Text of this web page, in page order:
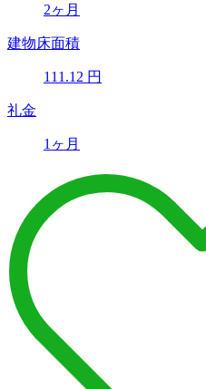
2ヶ月
建物床面積
111.12 円
礼金
1ヶ月